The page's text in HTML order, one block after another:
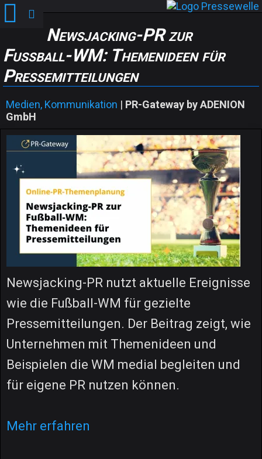
Newsjacking-PR zur
Fußball-WM: Themenideen für
Pressemitteilungen
Medien, Kommunikation | PR-Gateway by ADENION
GmbH
Newsjacking-PR nutzt aktuelle Ereignisse
wie die Fußball-WM für gezielte
Pressemitteilungen. Der Beitrag zeigt, wie
Unternehmen mit Themenideen und
Beispielen die WM medial begleiten und
für eigene PR nutzen können.
Mehr erfahren